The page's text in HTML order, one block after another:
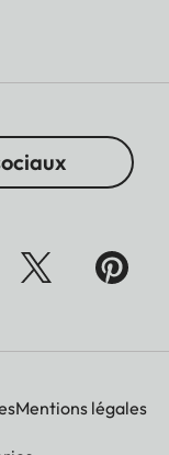
Mentions légales